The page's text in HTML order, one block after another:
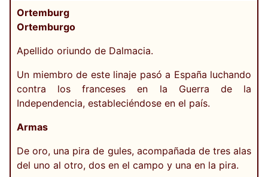
Ortemburg
Ortemburgo
Apellido oriundo de Dalmacia.
Un miembro de este linaje pasó a España luchando
contra los franceses en la Guerra de la
Independencia, estableciéndose en el país.
Armas
De oro, una pira de gules, acompañada de tres alas
del uno al otro, dos en el campo y una en la pira.